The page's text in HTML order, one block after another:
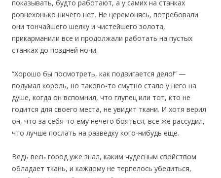
показывать, будто работают, а у самих на станках
ровнехонько ничего нет. Не церемонясь, потребовали
они тончайшего шелку и чистейшего золота,
прикарманили все и продолжали работать на пустых
станках до поздней ночи.
“Хорошо бы посмотреть, как подвигается дело!” —
подумал король, но таково-то смутно стало у него на
душе, когда он вспомнил, что глупец или тот, кто не
годится для своего места, не увидит ткани. И хотя верил
он, что за себя-то ему нечего бояться, все же рассудил,
что лучше послать на разведку кого-нибудь еще.
Ведь весь город уже знал, каким чудесным свойством
обладает ткань, и каждому не терпелось убедиться,